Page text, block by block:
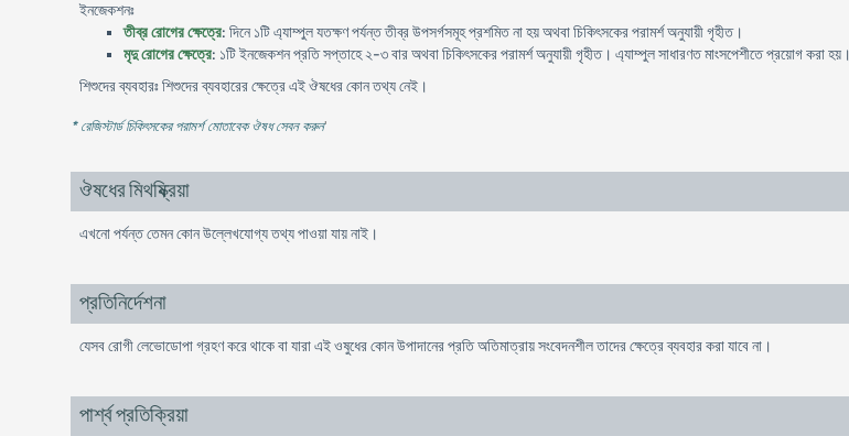
ইনজেকশনঃ
তীব্র রোগের ক্ষেত্রে: দিনে ১টি এ্যাম্পুল যতক্ষণ পর্যন্ত তীব্র উপসর্গসমূহ প্রশমিত না হয় অথবা চিকিৎসকের পরামর্শ অনুযায়ী গৃহীত।
মৃদু রোগের ক্ষেত্রে: ১টি ইনজেকশন প্রতি সপ্তাহে ২-৩ বার অথবা চিকিৎসকের পরামর্শ অনুযায়ী গৃহীত। এ্যাম্পুল সাধারণত মাংসপেশীতে প্রয়োগ করা হয়।
শিশুদের ব্যবহারঃ শিশুদের ব্যবহারের ক্ষেত্রে এই ঔষধের কোন তথ্য নেই।
* রেজিস্টার্ড চিকিৎসকের পরামর্শ মোতাবেক ঔষধ সেবন করুন'
ঔষধের মিথষ্ক্রিয়া
এখনো পর্যন্ত তেমন কোন উল্লেখযোগ্য তথ্য পাওয়া যায় নাই।
প্রতিনির্দেশনা
যেসব রোগী লেভোডোপা গ্রহণ করে থাকে বা যারা এই ওষুধের কোন উপাদানের প্রতি অতিমাত্রায় সংবেদনশীল তাদের ক্ষেত্রে ব্যবহার করা যাবে না।
পার্শ্ব প্রতিক্রিয়া